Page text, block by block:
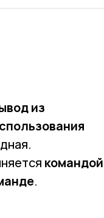
из
командой
.